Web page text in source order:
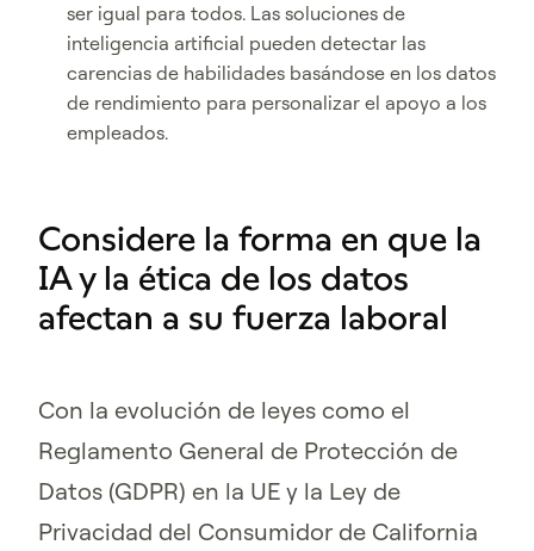
ser igual para todos. Las soluciones de
inteligencia artificial pueden detectar las
carencias de habilidades basándose en los datos
de rendimiento para personalizar el apoyo a los
empleados.
Considere la forma en que la
IA y la ética de los datos
afectan a su fuerza laboral
Con la evolución de leyes como el
Reglamento General de Protección de
Datos (GDPR) en la UE y la Ley de
Privacidad del Consumidor de California